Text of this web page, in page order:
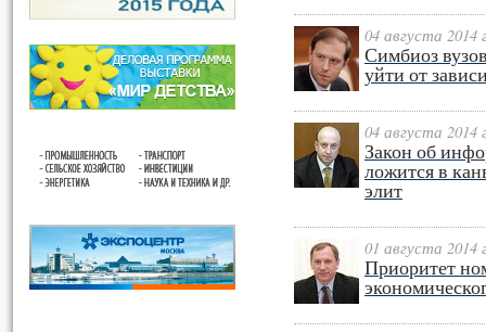
04 августа 2014
Симбиоз
уйти от
04 августа 2014
Закон об
ложится в
элит
01 августа 2014
Приоритет